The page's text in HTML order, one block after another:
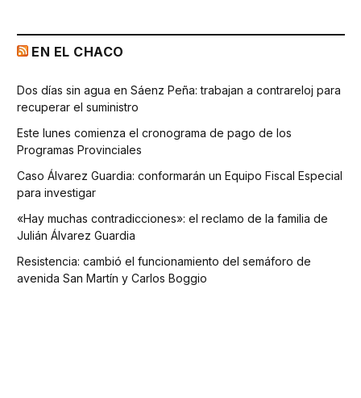
EN EL CHACO
Dos días sin agua en Sáenz Peña: trabajan a contrareloj para
recuperar el suministro
Este lunes comienza el cronograma de pago de los
Programas Provinciales
Caso Álvarez Guardia: conformarán un Equipo Fiscal Especial
para investigar
«Hay muchas contradicciones»: el reclamo de la familia de
Julián Álvarez Guardia
Resistencia: cambió el funcionamiento del semáforo de
avenida San Martín y Carlos Boggio